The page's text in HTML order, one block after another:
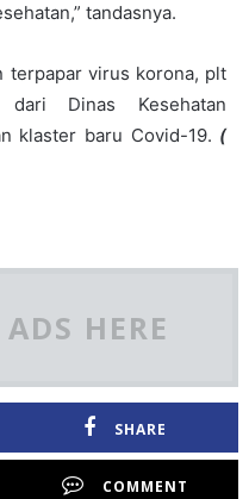
tandasnya.
terpapar virus korona, plt
Dinas Kesehatan
klaster baru Covid-19. (
HERE
SHARE
COMMENT